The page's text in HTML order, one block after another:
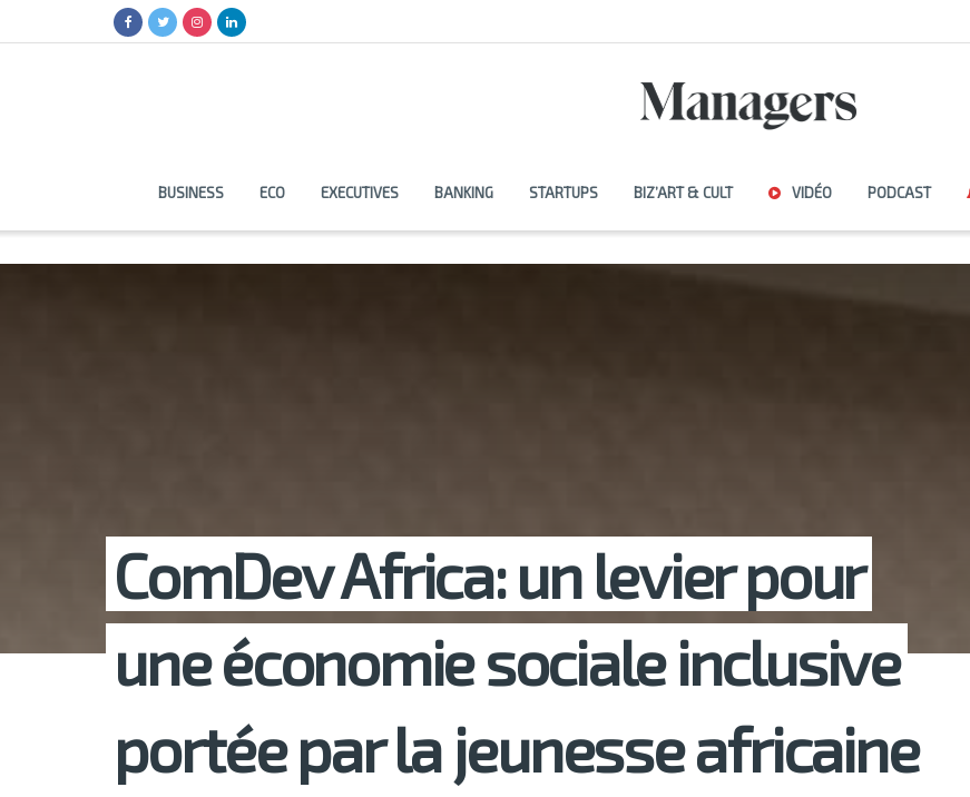
BUSINESS ECO EXECUTIVES BANKING STARTUPS BIZ’ART & CULT VIDÉO PODCAST
ComDev Africa: un levier pour
une économie sociale inclusive
portée par la jeunesse africaine